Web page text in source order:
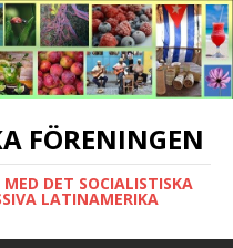
FÖRENINGEN
DET SOCIALISTISKA
LATINAMERIKA